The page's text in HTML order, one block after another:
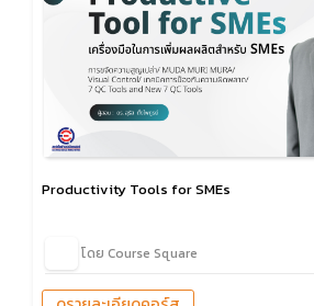
Productivity Tools for SMEs
โดย Course Square